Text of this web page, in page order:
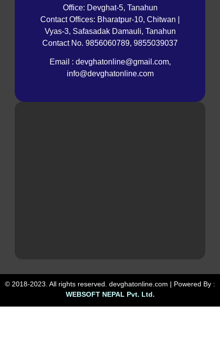
Office: Devghat-5, Tanahun
Contact Offices: Bharatpur-10, Chitwan |
Vyas-3, Safasadak Damauli, Tanahun
Contact No. 9856060789, 9855039037
Email : devghatonline@gmail.com,
info@devghatonline.com
© 2018-2023. All rights reserved. devghatonline.com | Powered By :
WEBSOFT NEPAL Pvt. Ltd.